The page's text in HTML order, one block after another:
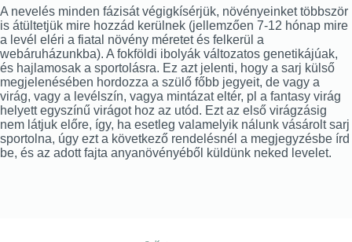
A nevelés minden fázisát végigkísérjük, növényeinket többször
is átültetjük mire hozzád kerülnek (jellemzően 7-12 hónap mire
a levél eléri a fiatal növény méretet és felkerül a
webáruházunkba). A fokföldi ibolyák változatos genetikájúak,
és hajlamosak a sportolásra. Ez azt jelenti, hogy a sarj külső
megjelenésében hordozza a szülő főbb jegyeit, de vagy a
virág, vagy a levélszín, vagya mintázat eltér, pl a fantasy virág
helyett egyszínű virágot hoz az utód. Ezt az első virágzásig
nem látjuk előre, így, ha esetleg valamelyik nálunk vásárolt sarj
sportolna, úgy ezt a következő rendelésnél a megjegyzésbe írd
be, és az adott fajta anyanövényéből küldünk neked levelet.